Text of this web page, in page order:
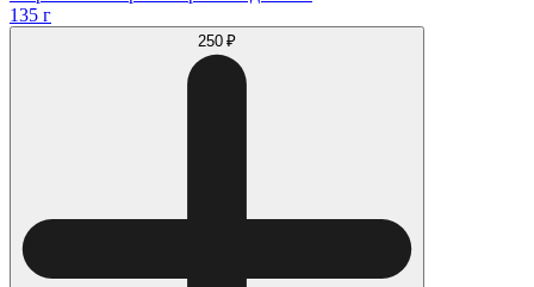
135 г
250 ₽